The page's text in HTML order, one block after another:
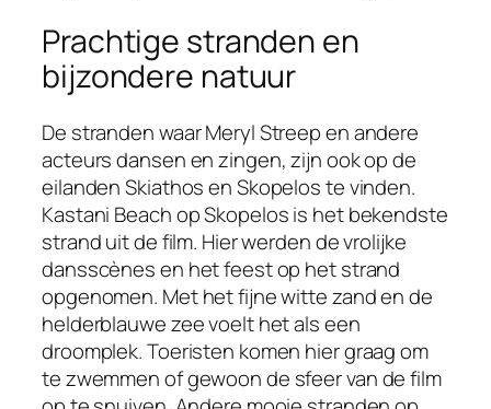
Prachtige stranden en
bijzondere natuur
De stranden waar Meryl Streep en andere
acteurs dansen en zingen, zijn ook op de
eilanden Skiathos en Skopelos te vinden.
Kastani Beach op Skopelos is het bekendste
strand uit de film. Hier werden de vrolijke
dansscènes en het feest op het strand
opgenomen. Met het fijne witte zand en de
helderblauwe zee voelt het als een
droomplek. Toeristen komen hier graag om
te zwemmen of gewoon de sfeer van de film